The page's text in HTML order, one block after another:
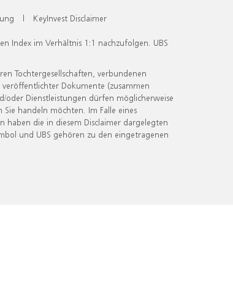
| KeyInvest Disclaimer
Index im Verhältnis 1:1 nachzufolgen. UBS
Tochtergesellschaften, verbundenen
Dokumente (zusammen
oder Dienstleistungen dürfen möglicherweise
handeln möchten. Im Falle eines
haben die in diesem Disclaimer dargelegten
und UBS gehören zu den eingetragenen